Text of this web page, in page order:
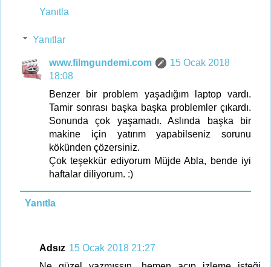
Yanıtla
Yanıtlar
www.filmgundemi.com
15 Ocak 2018
18:08
Benzer bir problem yaşadığım laptop vardı.
Tamir sonrası başka başka problemler çıkardı.
Sonunda çok yaşamadı. Aslında başka bir
makine için yatırım yapabilseniz sorunu
kökünden çözersiniz.
Çok teşekkür ediyorum Müjde Abla, bende iyi
haftalar diliyorum. :)
Yanıtla
Adsız 15 Ocak 2018 21:27